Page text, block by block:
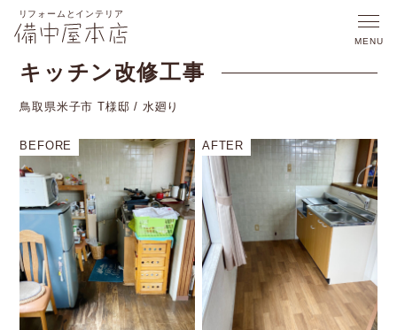
キッチン改修工事
鳥取県米子市 T様邸 / 水廻り